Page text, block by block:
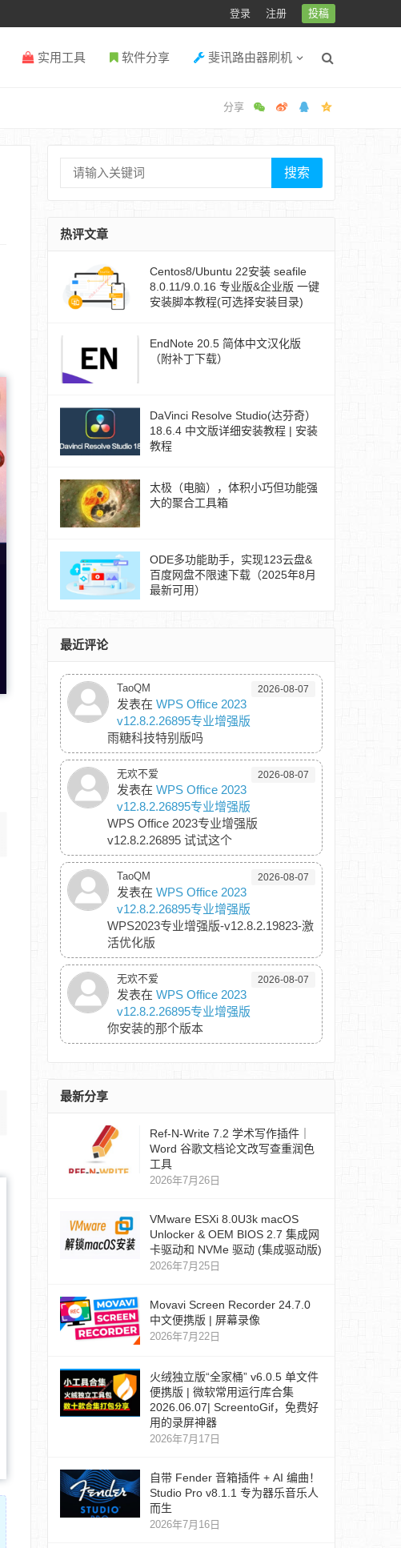
登录 注册 投稿
实用工具 软件分享 斐讯路由器刷机
搜索
热评文章
Centos8/Ubuntu 22安装 seafile
8.0.11/9.0.16 专业版&企业版 一键
安装脚本教程(可选择安装目录)
EndNote 20.5 简体中文汉化版
（附补丁下载）
DaVinci Resolve Studio(达芬奇）
18.6.4 中文版详细安装教程 | 安装
教程
太极（电脑），体积小巧但功能强
大的聚合工具箱
ODE多功能助手，实现123云盘&
百度网盘不限速下载（2025年8月
最新可用）
最近评论
TaoQM 2026-08-07
发表在 WPS Office 2023
v12.8.2.26895专业增强版
雨糖科技特别版吗
无欢不爱 2026-08-07
发表在 WPS Office 2023
v12.8.2.26895专业增强版
WPS Office 2023专业增强版
v12.8.2.26895 试试这个
TaoQM 2026-08-07
发表在 WPS Office 2023
v12.8.2.26895专业增强版
WPS2023专业增强版-v12.8.2.19823-激
活优化版
无欢不爱 2026-08-07
发表在 WPS Office 2023
v12.8.2.26895专业增强版
你安装的那个版本
最新分享
Ref‑N‑Write 7.2 学术写作插件｜
Word 谷歌文档论文改写查重润色
工具
2026年7月26日
VMware ESXi 8.0U3k macOS
Unlocker & OEM BIOS 2.7 集成网
卡驱动和 NVMe 驱动 (集成驱动版)
2026年7月25日
Movavi Screen Recorder 24.7.0
中文便携版 | 屏幕录像
2026年7月22日
火绒独立版“全家桶” v6.0.5 单文件
便携版 | 微软常用运行库合集
2026.06.07| ScreentoGif，免费好
用的录屏神器
2026年7月17日
自带 Fender 音箱插件 + AI 编曲！
Studio Pro v8.1.1 专为器乐音乐人
而生
2026年7月16日